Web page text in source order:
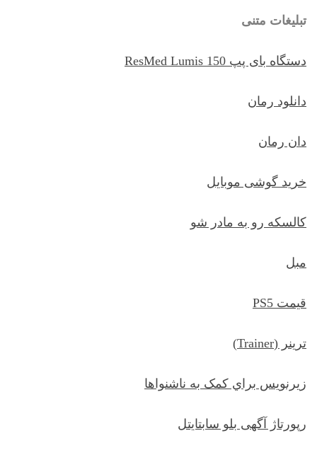
تبلیغات متنی
دستگاه بای پپ ResMed Lumis 150
دانلود رمان
دان رمان
خرید گوشی موبایل
کالسکه رو به مادر شو
مبل
قیمت PS5
ترينر (Trainer)
زيرنويس براي کمک به ناشنواها
رپورتاژ آگهی بلو سابتایتل